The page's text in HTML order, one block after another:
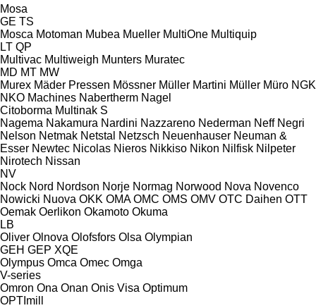
Mosa
GE TS
Mosca Motoman Mubea Mueller MultiOne Multiquip
LT QP
Multivac Multiweigh Munters Muratec
MD MT MW
Murex Mäder Pressen Mössner Müller Martini Müller Müro NGK
NKO Machines Nabertherm Nagel
Citoborma Multinak S
Nagema Nakamura Nardini Nazzareno Nederman Neff Negri
Nelson Netmak Netstal Netzsch Neuenhauser Neuman &
Esser Newtec Nicolas Nieros Nikkiso Nikon Nilfisk Nilpeter
Nirotech Nissan
NV
Nock Nord Nordson Norje Normag Norwood Nova Novenco
Nowicki Nuova OKK OMA OMC OMS OMV OTC Daihen OTT
Oemak Oerlikon Okamoto Okuma
LB
Oliver Olnova Olofsfors Olsa Olympian
GEH GEP XQE
Olympus Omca Omec Omga
V-series
Omron Ona Onan Onis Visa Optimum
OPTImill